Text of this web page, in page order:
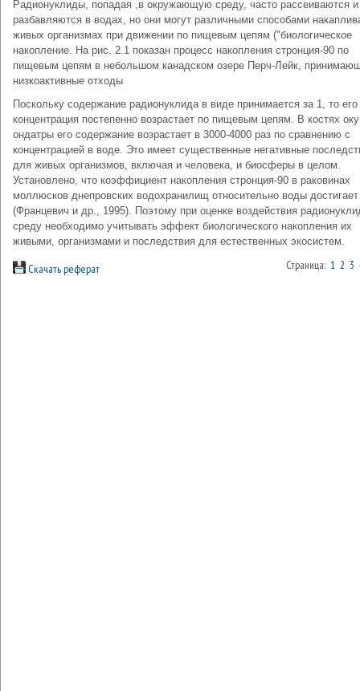
Радионуклиды, попадая ,в окружающую среду, часто рассеиваются и
разбавляются в водах, но они могут различными способами
живых организмах при движении по пищевым цепям ("биологическое
накопление. На рис. 2.1 показан процесс накопления стронция-90 по
пищевым цепям в небольшом канадском озере Перч-Лейк,
низкоактивные отходы
Поскольку содержание радионуклида в виде принимается за 1, то его
концентрация постепенно возрастает по пищевым цепям. В костях
ондатры его содержание возрастает в 3000-4000 раз по сравнению с
концентрацией в воде. Это имеет существенные негативные
для живых организмов, включая и человека, и биосферы в целом.
Установлено, что коэффициент накопления стронция-90 в раковинах
моллюсков днепровских водохранилищ относительно воды
(Францевич и др., 1995). Поэтому при оценке воздействия
среду необходимо учитывать эффект биологического накопления их
живыми, организмами и последствия для есте­ственных экосистем.
Скачать реферат Страница: 1 2 3